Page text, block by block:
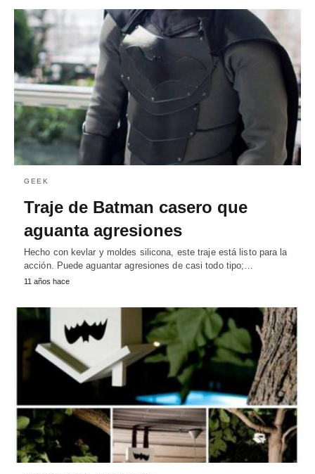
GEEK
Traje de Batman casero que
aguanta agresiones
Hecho con kevlar y moldes silicona, este traje está listo para la
acción. Puede aguantar agresiones de casi todo tipo;…
11 años hace